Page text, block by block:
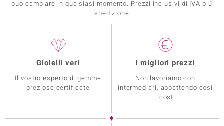
può cambiare in qualsiasi momento. Prezzi inclusivi di IVA piú
spedizione
Gioielli veri
Il vostro esperto di gemme
preziose certificate
I migliori prezzi
Non lavoriamo con
intermediari, abbattendo così
i costi